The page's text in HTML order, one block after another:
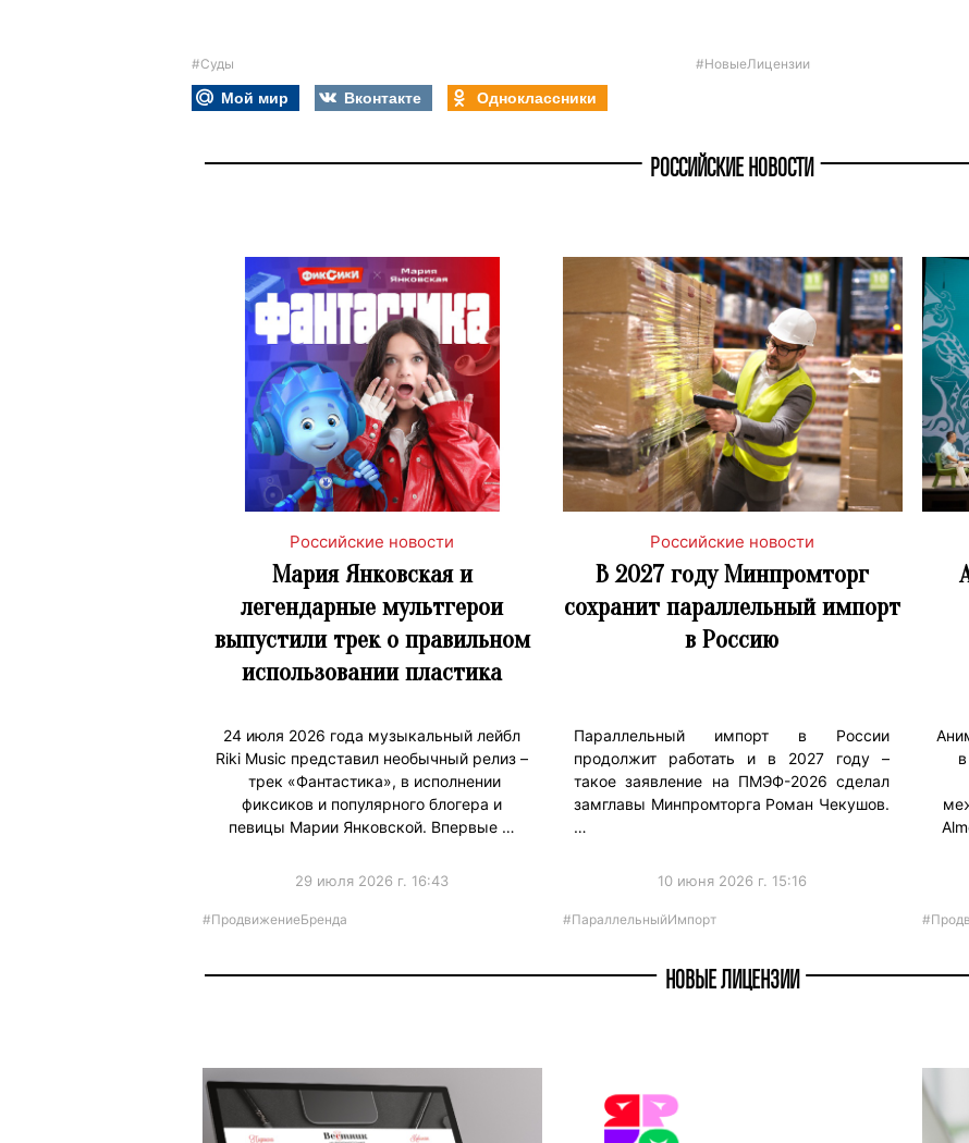
#Суды #НовыеЛицензии
Мой мир Вконтакте Одноклассники
РОССИЙСКИЕ НОВОСТИ
Российские новости
Мария Янковская и
легендарные мультгерои
выпустили трек о правильном
использовании пластика
24 июля 2026 года музыкальный лейбл
Riki Music представил необычный релиз –
трек «Фантастика», в исполнении
фиксиков и популярного блогера и
певицы Марии Янковской. Впервые …
29 июля 2026 г. 16:43
#ПродвижениеБренда
Российские новости
В 2027 году Минпромторг
сохранит параллельный импорт
в Россию
Параллельный импорт в России
продолжит работать и в 2027 году –
такое заявление на ПМЭФ-2026 сделал
замглавы Минпромторга Роман Чекушов.
…
10 июня 2026 г. 15:16
#ПараллельныйИмпорт
НОВЫЕ ЛИЦЕНЗИИ